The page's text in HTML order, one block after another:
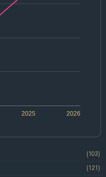
2026
2025
(103)
(121)